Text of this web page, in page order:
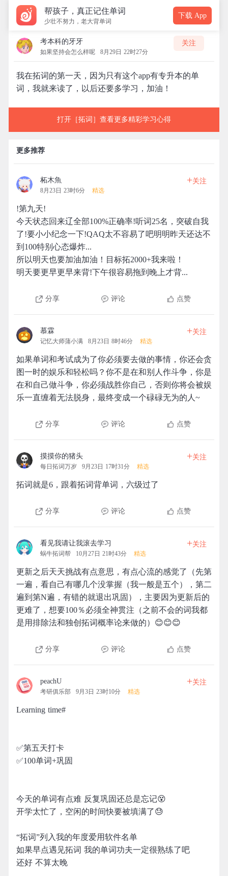
帮孩子，真正记住单词
少壮不努力，老大背单词
下载 App
考本科的牙牙
如果坚持会怎么样呢 8月29日 22时27分
关注
我在拓词的第一天，因为只有这个app有专升本的单
词，我就来读了，以后还要多学习，加油！
打开［拓词］查看更多精彩学习心得
更多推荐
柘木魚
8月23日 23时6分 精选
+关注
!第九天!
今天状态回来辽全部100%正确率!听词25名，突破自我
了!要小小纪念一下!QAQ太不容易了吧明明昨天还达不
到100特别心态爆炸...
所以明天也要加油加油！目标拓2000+我来啦！
明天要更早更早来背!下午很容易拖到晚上才背...
分享 评论 点赞
慕霖
记忆大师蒲小满 8月23日 8时46分 精选
+关注
如果单词和考试成为了你必须要去做的事情，你还会贪
图一时的娱乐和轻松吗？你不是在和别人作斗争，你是
在和自己做斗争，你必须战胜你自己，否则你将会被娱
乐一直缠着无法脱身，最终变成一个碌碌无为的人~
分享 评论 点赞
摸摸你的猪头
每日拓词万岁 9月23日 17时31分 精选
+关注
拓词就是6，跟着拓词背单词，六级过了
分享 评论 点赞
看见我请让我滚去学习
蜗牛拓词帮 10月27日 21时43分 精选
+关注
更新之后天天挑战有点意思，有点心流的感觉了（先第
一遍，看自己有哪几个没掌握（我一般是五个），第二
遍到第N遍，有错的就退出巩固），主要因为更新后的
更难了，想要100％必须全神贯注（之前不会的词我都
是用排除法和独创拓词概率论来做的）😊😊😊
分享 评论 点赞
peachU
考研俱乐部 9月3日 23时10分 精选
+关注
Learning time#
✅第五天打卡
✅100单词+巩固
今天的单词有点难 反复巩固还总是忘记😵
开学太忙了，空闲的时间快要被填满了😓
“拓词”列入我的年度爱用软件名单
如果早点遇见拓词 我的单词功夫一定很熟练了吧
还好 不算太晚